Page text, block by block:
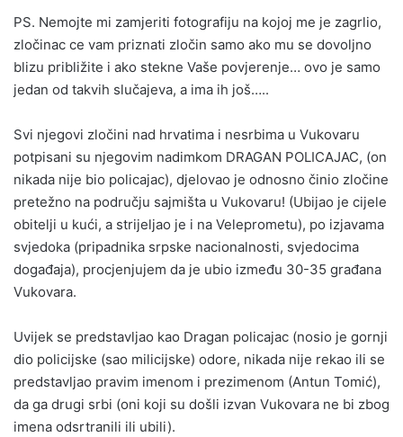
PS. Nemojte mi zamjeriti fotografiju na kojoj me je zagrlio,
zločinac ce vam priznati zločin samo ako mu se dovoljno
blizu približite i ako stekne Vaše povjerenje… ovo je samo
jedan od takvih slučajeva, a ima ih još…..
Svi njegovi zločini nad hrvatima i nesrbima u Vukovaru
potpisani su njegovim nadimkom DRAGAN POLICAJAC, (on
nikada nije bio policajac), djelovao je odnosno činio zločine
pretežno na području sajmišta u Vukovaru! (Ubijao je cijele
obitelji u kući, a strijeljao je i na Veleprometu), po izjavama
svjedoka (pripadnika srpske nacionalnosti, svjedocima
događaja), procjenjujem da je ubio između 30-35 građana
Vukovara.
Uvijek se predstavljao kao Dragan policajac (nosio je gornji
dio policijske (sao milicijske) odore, nikada nije rekao ili se
predstavljao pravim imenom i prezimenom (Antun Tomić),
da ga drugi srbi (oni koji su došli izvan Vukovara ne bi zbog
imena odsrtranili ili ubili).